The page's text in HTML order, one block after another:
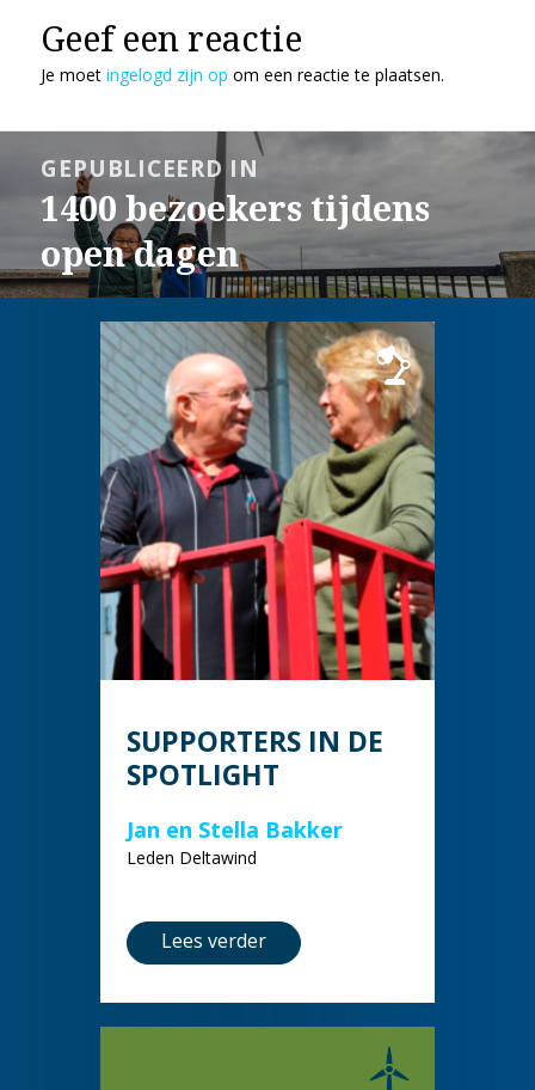
Geef een reactie
Je moetingelogd zijn op om een reactie te plaatsen.
navigatieGEPUBLICEERD IN
1400 bezoekers tijdens
open dagen
SUPPORTERS IN DE
SPOTLIGHT
Jan en Stella Bakker
Leden Deltawind
Lees verder